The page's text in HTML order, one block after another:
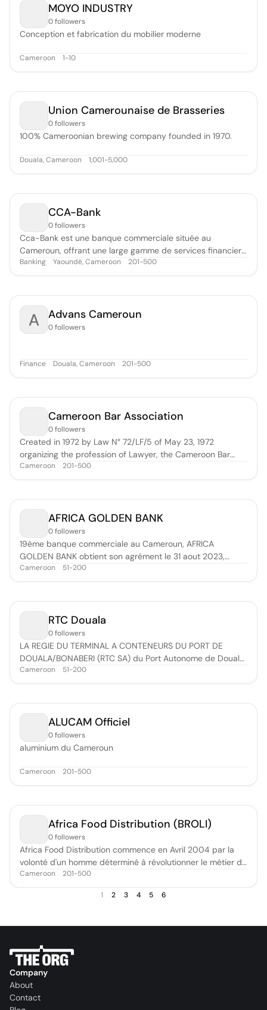
MOYO INDUSTRY
0 followers
Conception et fabrication du mobilier moderne
Cameroon 1-10
Union Camerounaise de Brasseries
0 followers
100% Cameroonian brewing company founded in 1970.
Douala, Cameroon 1,001-5,000
CCA-Bank
0 followers
Cca-Bank est une banque commerciale située au
Cameroun, offrant une large gamme de services financiers
aussi bien pour les particuliers que pour les entreprises.
Présente dans toutes les régions du pays, elle compte
Banking Yaoundé, Cameroon 201-500
A Advans Cameroun
0 followers
Finance Douala, Cameroon 201-500
Cameroon Bar Association
0 followers
Created in 1972 by Law N° 72/LF/5 of May 23, 1972
organizing the profession of Lawyer, the Cameroon Bar
Association whose headquarters, still in Yaounde, is today
at Avenue Charles ATANGANA behind Mess des Officiers
Cameroon 201-500
AFRICA GOLDEN BANK
0 followers
19ème banque commerciale au Cameroun, AFRICA
GOLDEN BANK obtient son agrément le 31 aout 2023,
suivant ARRÊTÉ N°00000704/ MINFI. Cette société avec
Conseil d’Administration au Capital de FCFA 10 000 000
Cameroon 51-200
RTC Douala
0 followers
LA REGIE DU TERMINAL A CONTENEURS DU PORT DE
DOUALA/BONABERI (RTC SA) du Port Autonome de Douala
(PAD) assure depuis le 1er janvier 2020 et à titre
transitoire, la gestion, l’exploitation et la maintenance du
Cameroon 51-200
ALUCAM Officiel
0 followers
aluminium du Cameroun
Cameroon 201-500
Africa Food Distribution (BROLI)
0 followers
Africa Food Distribution commence en Avril 2004 par la
volonté d'un homme déterminé à révolutionner le métier de
distributeur au Cameroun. Le vin de marque Serviola est le
premier produit de son portefeuille ensuite viendra l'huile
de palme raffinée Brölio. Pour avoir une assise pérenne sur
Cameroon 201-500
1 2 3 4 5 6
Company
About
Contact